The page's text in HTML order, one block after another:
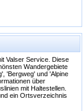
Valser Service. Diese
Wandergebiete
'Bergweg' und 'Alpine
über
mit Haltestellen.
ein Ortsverzeichnis